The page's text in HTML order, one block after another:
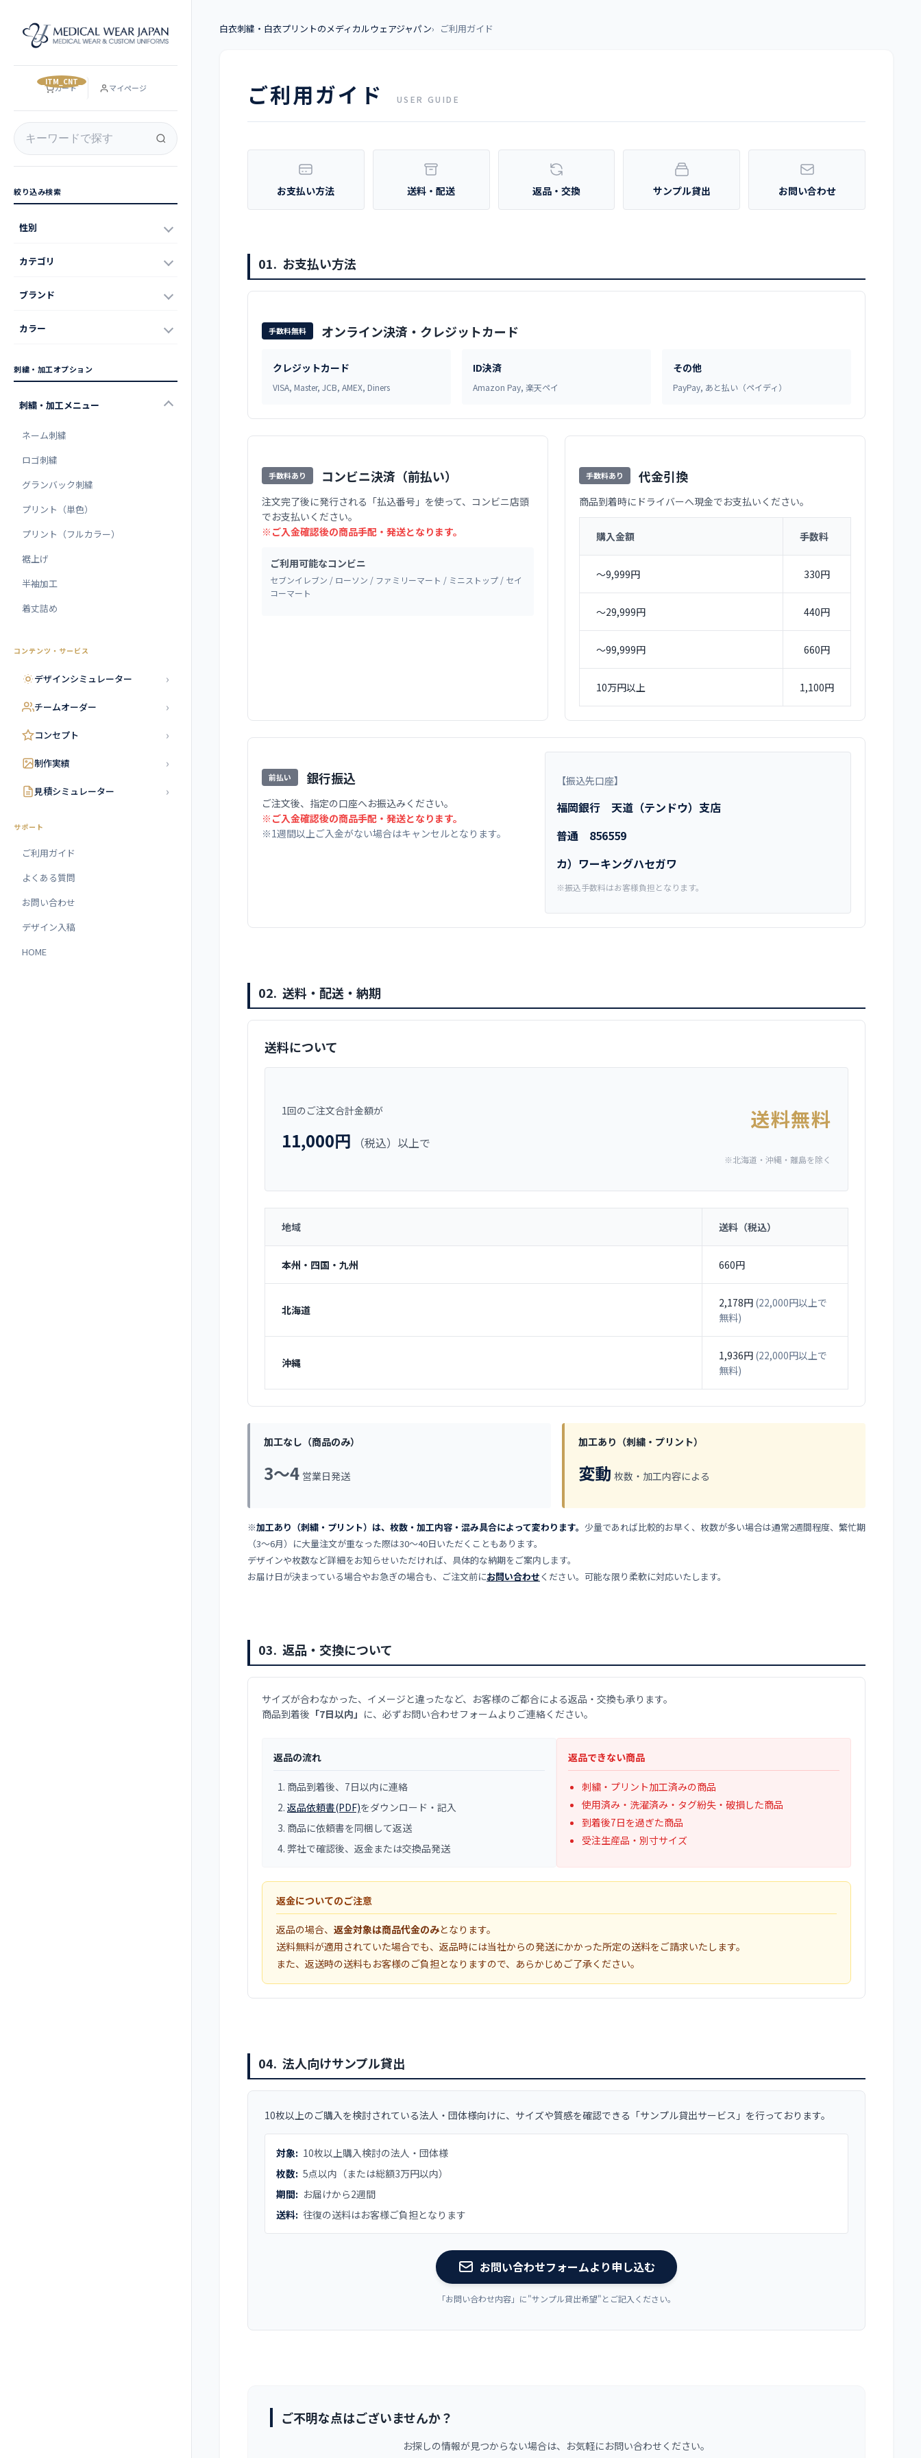
白衣刺繍・白衣プリントのメディカルウェアジャパン ご利用ガイド
ご利用ガイド USER GUIDE
お支払い方法 送料・配送 返品・交換 サンプル貸出 お問い合わせ
01. お支払い方法
手数料無料 オンライン決済・クレジットカード
クレジットカード
VISA, Master, JCB, AMEX, Diners
ID決済
Amazon Pay, 楽天ペイ
その他
PayPay, あと払い（ペイディ）
手数料あり コンビニ決済（前払い）
注文完了後に発行される「払込番号」を使って、コンビニ店頭
でお支払いください。
※ご入金確認後の商品手配・発送となります。
ご利用可能なコンビニ
セブンイレブン / ローソン / ファミリーマート / ミニストップ / セイ
コーマート
手数料あり 代金引換
商品到着時にドライバーへ現金でお支払いください。
購入金額 手数料
〜9,999円 330円
〜29,999円 440円
〜99,999円 660円
10万円以上 1,100円
前払い 銀行振込
ご注文後、指定の口座へお振込みください。
※ご入金確認後の商品手配・発送となります。
※1週間以上ご入金がない場合はキャンセルとなります。
【振込先口座】
福岡銀行 天道（テンドウ）支店
普通 856559
カ）ワーキングハセガワ
※振込手数料はお客様負担となります。
02. 送料・配送・納期
送料について
1回のご注文合計金額が
11,000円 （税込）以上で
送料無料
※北海道・沖縄・離島を除く
地域 送料（税込）
本州・四国・九州 660円
北海道
2,178円 (22,000円以上で
無料)
沖縄
1,936円 (22,000円以上で
無料)
加工なし（商品のみ）
3〜4 営業日発送
加工あり（刺繍・プリント）
変動 枚数・加工内容による
※加工あり（刺繍・プリント）は、枚数・加工内容・混み具合によって変わります。 少量であれば比較的お早く、枚数が多い場合は通常2週間程度、繁忙期
（3〜6月）に大量注文が重なった際は30〜40日いただくこともあります。
デザインや枚数など詳細をお知らせいただければ、具体的な納期をご案内します。
お届け日が決まっている場合やお急ぎの場合も、ご注文前にお問い合わせください。可能な限り柔軟に対応いたします。
03. 返品・交換について
サイズが合わなかった、イメージと違ったなど、お客様のご都合による返品・交換も承ります。
商品到着後 「7日以内」 に、必ずお問い合わせフォームよりご連絡ください。
返品の流れ
商品到着後、7日以内に連絡
返品依頼書(PDF)をダウンロード・記入
商品に依頼書を同梱して返送
弊社で確認後、返金または交換品発送
返品できない商品
刺繍・プリント加工済みの商品
使用済み・洗濯済み・タグ紛失・破損した商品
到着後7日を過ぎた商品
受注生産品・別寸サイズ
返金についてのご注意
返品の場合、 返金対象は商品代金のみとなります。
送料無料が適用されていた場合でも、返品時には当社からの発送にかかった所定の送料をご請求いたします。
また、返送時の送料もお客様のご負担となりますので、あらかじめご了承ください。
04. 法人向けサンプル貸出
10枚以上のご購入を検討されている法人・団体様向けに、サイズや質感を確認できる「サンプル貸出サービス」を行っております。
対象: 10枚以上購入検討の法人・団体様
枚数: 5点以内（または総額3万円以内）
期間: お届けから2週間
送料: 往復の送料はお客様ご負担となります
お問い合わせフォームより申し込む
「お問い合わせ内容」に"サンプル貸出希望"とご記入ください。
ご不明な点はございませんか？
お探しの情報が見つからない場合は、お気軽にお問い合わせください。
カート
__ITM_CNT__
マイページ
絞り込み検索
性別
カテゴリ
ブランド
カラー
刺繍・加工オプション
刺繍・加工メニュー
ネーム刺繍
ロゴ刺繍
グランバック刺繍
プリント（単色）
プリント（フルカラー）
裾上げ
半袖加工
着丈詰め
コンテンツ・サービス
デザインシミュレーター ›
チームオーダー ›
コンセプト ›
制作実績 ›
見積シミュレーター ›
サポート
ご利用ガイド
よくある質問
お問い合わせ
デザイン入稿
HOME